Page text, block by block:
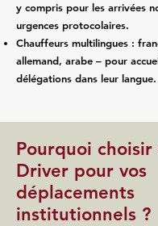
y compris pour les arrivées
urgences protocolaires.
Chauffeurs multilingues :
allemand, arabe – pour
délégations dans leur langue.
Pourquoi choisir
Driver pour vos
déplacements
institutionnels ?